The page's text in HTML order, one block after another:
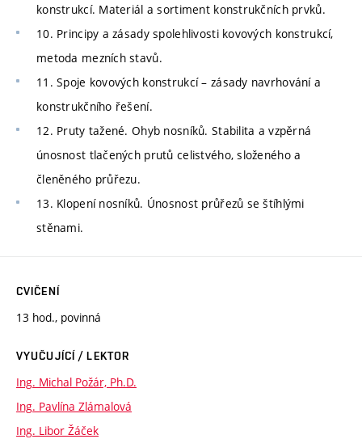
konstrukcí. Materiál a sortiment konstrukčních prvků.
10. Principy a zásady spolehlivosti kovových konstrukcí,
metoda mezních stavů.
11. Spoje kovových konstrukcí – zásady navrhování a
konstrukčního řešení.
12. Pruty tažené. Ohyb nosníků. Stabilita a vzpěrná
únosnost tlačených prutů celistvého, složeného a
členěného průřezu.
13. Klopení nosníků. Únosnost průřezů se štíhlými
stěnami.
CVIČENÍ
13 hod., povinná
VYUČUJÍCÍ / LEKTOR
Ing. Michal Požár, Ph.D.
Ing. Pavlína Zlámalová
Ing. Libor Žáček